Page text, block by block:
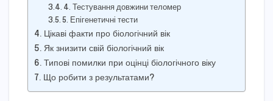
4. Тестування довжини теломер
5. Епігенетичні тести
Цікаві факти про біологічний вік
Як знизити свій біологічний вік
Типові помилки при оцінці біологічного віку
Що робити з результатами?